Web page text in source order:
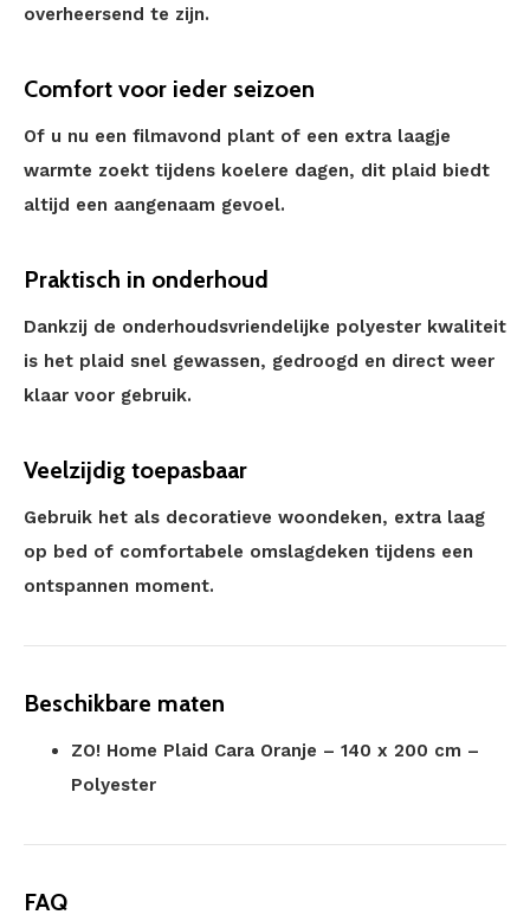
overheersend te zijn.
Comfort voor ieder seizoen
Of u nu een filmavond plant of een extra laagje
warmte zoekt tijdens koelere dagen, dit plaid biedt
altijd een aangenaam gevoel.
Praktisch in onderhoud
Dankzij de onderhoudsvriendelijke polyester kwaliteit
is het plaid snel gewassen, gedroogd en direct weer
klaar voor gebruik.
Veelzijdig toepasbaar
Gebruik het als decoratieve woondeken, extra laag
op bed of comfortabele omslagdeken tijdens een
ontspannen moment.
Beschikbare maten
ZO! Home Plaid Cara Oranje – 140 x 200 cm –
Polyester
FAQ